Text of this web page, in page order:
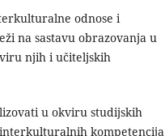
odnose i
na sa­stavu obrazovanja u
njih i učiteljskih
u okviru studijskih
kompetencija